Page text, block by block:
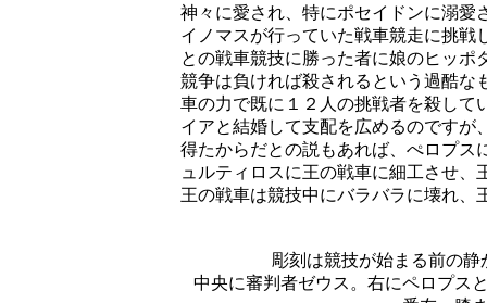
神々に愛され、特にポセイドンに溺愛
イノマスが行っていた戦車競走に挑戦
との戦車競技に勝った者に娘のヒッ
競争は負ければ殺されるという過酷な
車の力で既に１２人の挑戦者を殺して
イアと結婚して支配を広めるのですが
得たからだとの説もあれば、ぺロプス
ュルティロスに王の戦車に細工させ
王の戦車は競技中にバラバラに壊れ、
彫刻は競技が始まる前の
中央に審判者ゼウス。右にペロプス